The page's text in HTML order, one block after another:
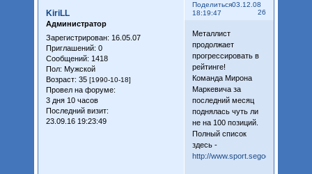
Поделиться
26
03.12.08
18:19:47
KiriLL
Администратор
Зарегистрирован: 16.05.07
Приглашений: 0
Сообщений: 1418
Пол: Мужской
Возраст: 35 [1990-10-18]
Провел на форуме:
3 дня 10 часов
Последний визит:
23.09.16 19:23:49
Металлист
продолжает
прогрессировать в
рейтинге!
Команда Мирона
Маркевича за
последний месяц
поднялась чуть ли
не на 100 позиций.
Полный список
здесь -
http://www.sport.segodnya.ua/